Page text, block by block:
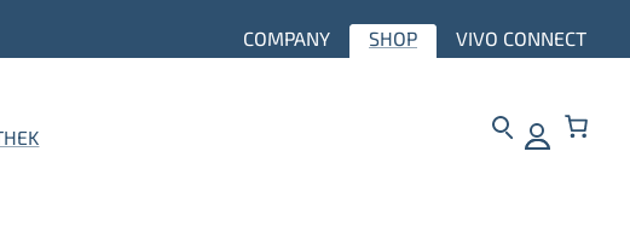
COMPANY SHOP VIVO CONNECT